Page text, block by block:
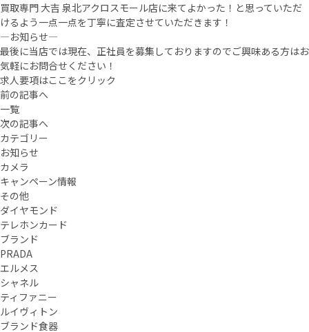
買取専門 大吉 泉北アクロスモール店に来てよかった！と思っていただ
けるよう一点一点を丁寧に査定させていただきます！
—お知らせ—
最後に当店では現在、正社員を募集しておりますのでご興味ある方はお
気軽にお問合せください！
求人要項はここをクリック
前の記事へ
一覧
次の記事へ
カテゴリー
お知らせ
カメラ
キャンペーン情報
その他
ダイヤモンド
テレホンカード
ブランド
PRADA
エルメス
シャネル
ティファニー
ルイヴィトン
ブランド食器